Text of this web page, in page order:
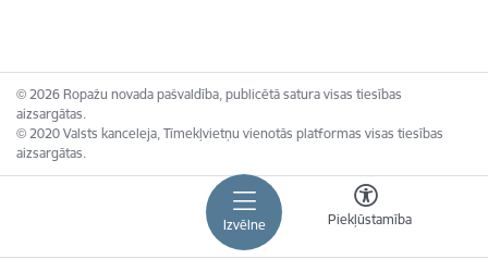
Izvēlne Piekļūstamība
© 2026 Ropažu novada pašvaldība, publicētā satura visas tiesības
aizsargātas.
© 2020 Valsts kanceleja, Tīmekļvietņu vienotās platformas visas tiesības
aizsargātas.